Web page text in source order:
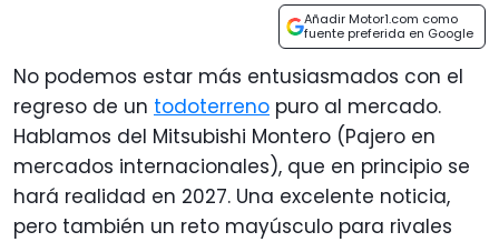
Añadir Motor1.com como
fuente preferida en Google
No podemos estar más entusiasmados con el
regreso de un todoterreno puro al mercado.
Hablamos del Mitsubishi Montero (Pajero en
mercados internacionales), que en principio se
hará realidad en 2027. Una excelente noticia,
pero también un reto mayúsculo para rivales